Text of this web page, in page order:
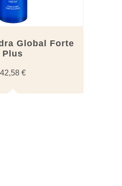
Global Forte
Plus
42,58 €